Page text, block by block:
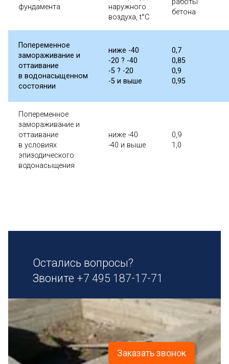
фундамента
наружного
воздуха, t°C
работы
бетона
Попеременное
замораживание и
оттаивание
в водонасыщенном
состоянии
ниже -40
-20 ? -40
-5 ? -20
-5 и выше
0,7
0,85
0,9
0,95
Попеременное
замораживание и
оттаивание
в условиях
эпизодического
водонасыщения
ниже -40
-40 и выше
0,9
1,0
Остались вопросы?
Звоните +7 495 187-17-71
Заказать звонок